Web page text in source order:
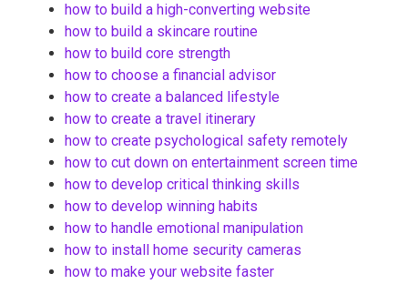
how to build a high-converting website
how to build a skincare routine
how to build core strength
how to choose a financial advisor
how to create a balanced lifestyle
how to create a travel itinerary
how to create psychological safety remotely
how to cut down on entertainment screen time
how to develop critical thinking skills
how to develop winning habits
how to handle emotional manipulation
how to install home security cameras
how to make your website faster